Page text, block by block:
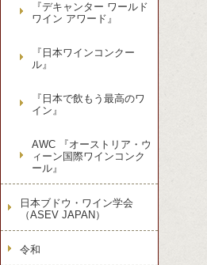
『デキャンター ワールド
ワイン アワード』
『日本ワインコンクー
ル』
『日本で飲もう最高のワ
イン』
AWC 『オーストリア・ウ
ィーン国際ワインコンク
ール』
日本ブドウ・ワイン学会
（ASEV JAPAN）
令和